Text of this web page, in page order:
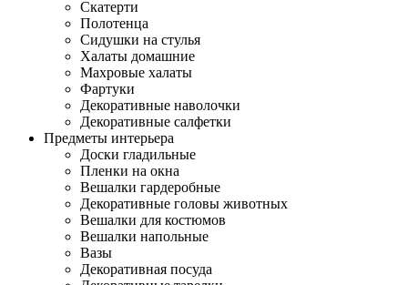
Скатерти
Полотенца
Сидушки на стулья
Халаты домашние
Махровые халаты
Фартуки
Декоративные наволочки
Декоративные салфетки
Предметы интерьера
Доски гладильные
Пленки на окна
Вешалки гардеробные
Декоративные головы животных
Вешалки для костюмов
Вешалки напольные
Вазы
Декоративная посуда